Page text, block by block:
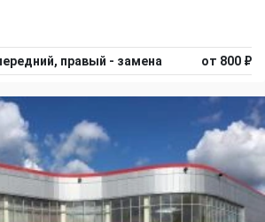
правый - замена от 800 ₽